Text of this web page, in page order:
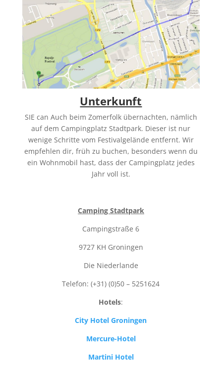
Unterkunft
SIE can Auch beim Zomerfolk übernachten, nämlich
auf dem Campingplatz Stadtpark. Dieser ist nur
wenige Schritte vom Festivalgelände entfernt. Wir
empfehlen dir, früh zu buchen, besonders wenn du
ein Wohnmobil hast, dass der Campingplatz jedes
Jahr voll ist.
Camping Stadtpark
Campingstraße 6
9727 KH Groningen
Die Niederlande
Telefon: (+31) (0)50 – 5251624
Hotels:
City Hotel Groningen
Mercure-Hotel
Martini Hotel